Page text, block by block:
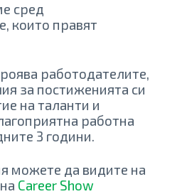
сред
които правят
работодателите,
за постиженията си
на таланти и
работна
3 години.
можете да видите на
Career Show